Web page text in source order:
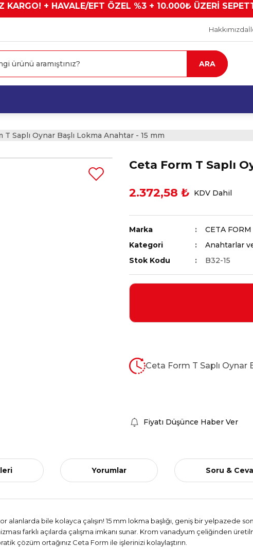
KARGO! + HAVALE/EFT ÖZEL %3 + 10.000₺ ÜZERİ
Hakkımızda
ARA
T Saplı Oynar Başlı Lokma Anahtar - 15 mm
Ceta Form T Saplı
2.372,58 ₺ KDV Dahil
Marka
CETA FORM
Kategori
Anahtarlar
Stok Kodu
B32-15
Ceta Form T Saplı Oynar
Fiyatı Düşünce Haber Ver
Yorumlar Soru &
alanlarda bile kolayca çalışın! 15 mm lokma başlığı, geniş bir yelpazede
farklı açılarda çalışma imkanı sunar. Krom vanadyum çeliğinden
çözüm ortağınız Ceta Form ile işlerinizi kolaylaştırın.